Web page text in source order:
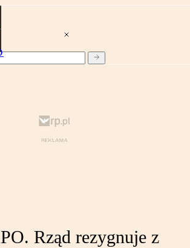
Rząd rezygnuje z